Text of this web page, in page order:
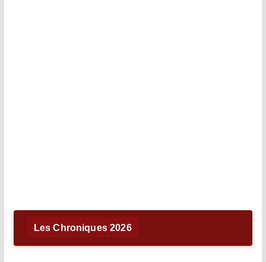
Les Chroniques 2026